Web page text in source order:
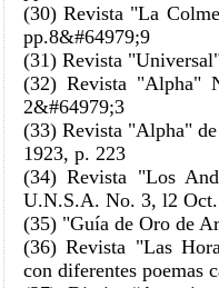
(30) Revista "La
pp.8&#64979;9
(31) Revista
(32) Revista "Alpha"
2&#64979;3
(33) Revista "Alpha"
1923, p. 223
(34) Revista "Los
U.N.S.A. No. 3, l2
(35) "Guía de Oro de
(36) Revista "Las
con diferentes poemas